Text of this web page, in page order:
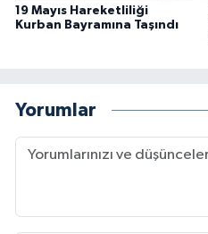
19 Mayıs Hareketliliği
Kurban Bayramına Taşındı
Yorumlar